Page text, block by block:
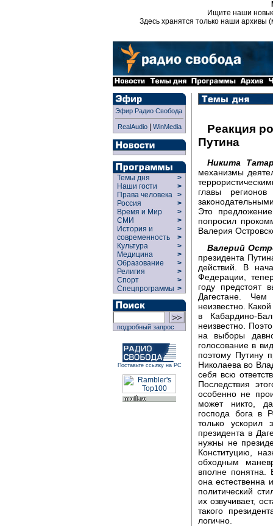
Ищите наши
Здесь хранятся только наши архивы
Эфир Радио Свобода
RealAudio| WinMedia
Темы дня
>
Наши гости
>
Права человека >
Россия
>
Время и Мир
>
СМИ
>
История и
современность
>
>
Культура
>
Медицина
>
Образование
>
Религия
>
Спорт
>
Спецпрограммы >
подробный запрос
Поставьте ссылку на РС
Реакция
Путина
Никита
механизмы
главы
Это
попросил
Валерия
Валерий
президента
действий. В
Федерации,
году предстоят
Дагестане.
неизвестно.
в Кабардино-
неизвестно.
на выборы
голосование в
поэтому Путину
Николаева во
себя всю
Последствия
особенно не
может никто,
господа бога в
только
президента в
нужны не
Конституцию,
обходным
вполне
она естественна
политический
их озвучивает,
такого
логично.